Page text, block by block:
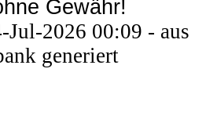
Gewähr!
Jul-2026 00:09 - aus
generiert